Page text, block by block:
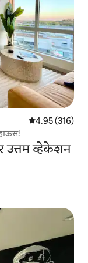
5 पैकी 4.95
4.95 (316)
उत्तम व्हेकेशन